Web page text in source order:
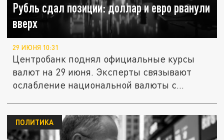
Рубль сдал позиции: доллар и евро рванули
вверх
29 ИЮНЯ 10:31
Центробанк поднял официальные курсы
валют на 29 июня. Эксперты связывают
ослабление национальной валюты с...
ПОЛИТИКА